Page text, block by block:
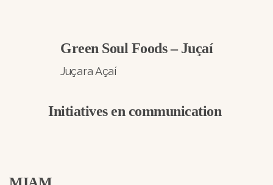
Green Soul Foods – Juçaí
Juçara Açaí
Initiatives en communication